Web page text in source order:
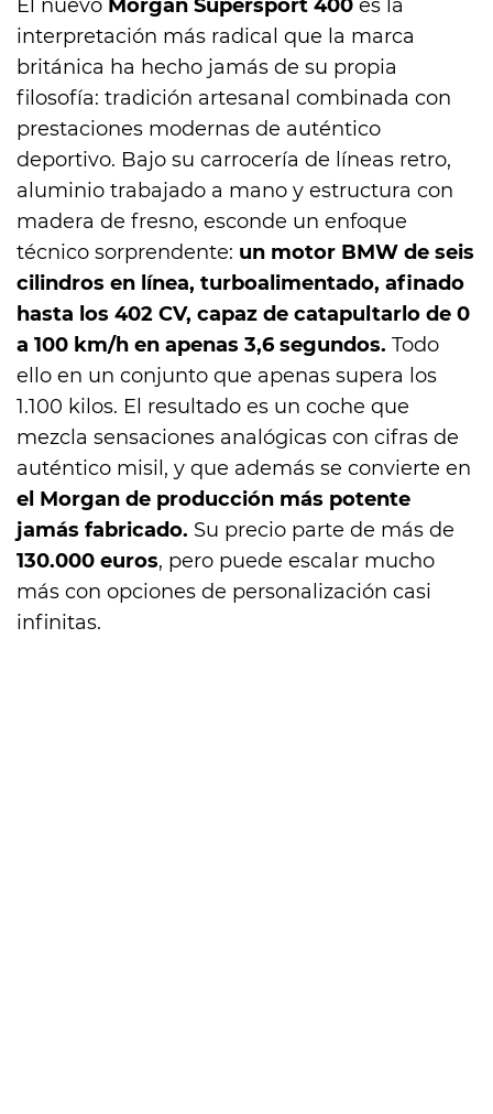
El nuevo Morgan Supersport 400 es la
interpretación más radical que la marca
británica ha hecho jamás de su propia
filosofía: tradición artesanal combinada con
prestaciones modernas de auténtico
deportivo. Bajo su carrocería de líneas retro,
aluminio trabajado a mano y estructura con
madera de fresno, esconde un enfoque
técnico sorprendente: un motor BMW de seis
cilindros en línea, turboalimentado, afinado
hasta los 402 CV, capaz de catapultarlo de 0
a 100 km/h en apenas 3,6 segundos. Todo
ello en un conjunto que apenas supera los
1.100 kilos. El resultado es un coche que
mezcla sensaciones analógicas con cifras de
auténtico misil, y que además se convierte en
el Morgan de producción más potente
jamás fabricado. Su precio parte de más de
130.000 euros, pero puede escalar mucho
más con opciones de personalización casi
infinitas.